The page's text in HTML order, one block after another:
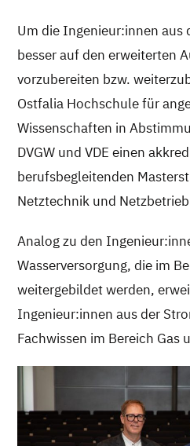
Um die Ingenieur:innen aus
besser auf den erweiterten
vorzubereiten bzw.
Ostfalia Hochschule für
Wissenschaften in
DVGW und VDE einen
berufsbegleitenden
Netztechnik und
Analog zu den
Wasserversorgung, die im
weitergebildet werden,
Ingenieur:innen aus der
Fachwissen im Bereich Gas